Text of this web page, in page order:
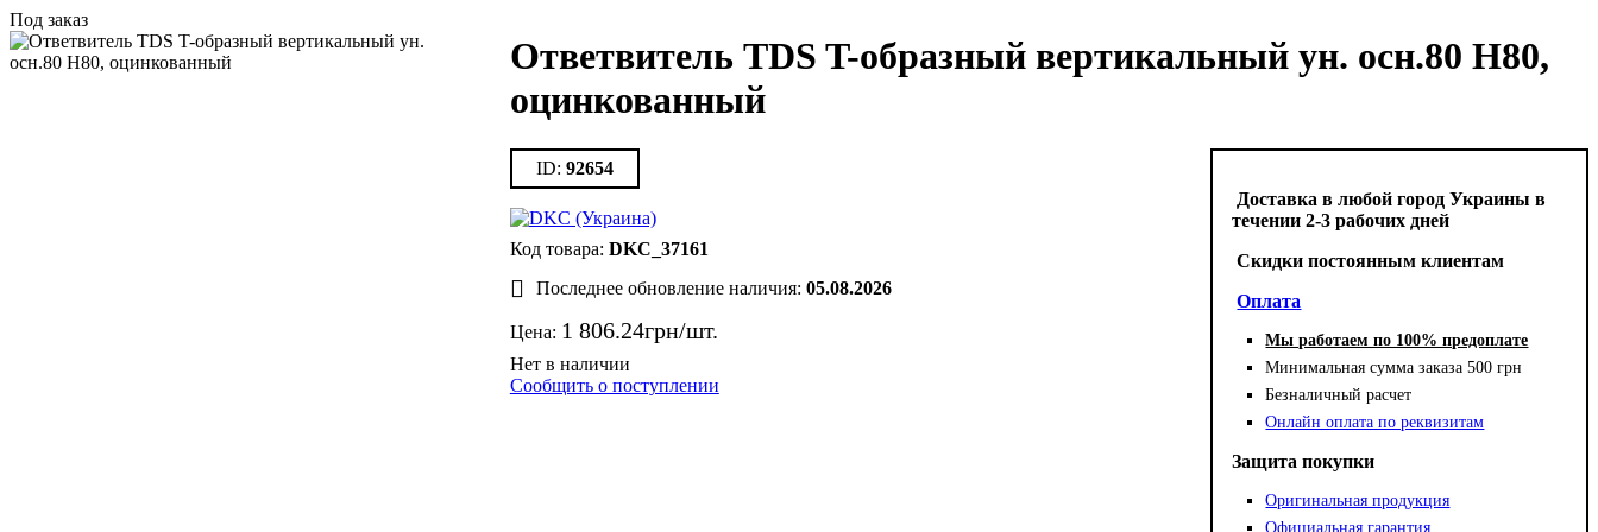
Под заказ
Ответвитель TDS T-образный вертикальный ун. осн.80 H80,
оцинкованный
92654
DKC_37161
Последнее обновление наличия: 05.08.2026
Цена: 1 806.24грн
Сообщить о поступлении
Доставка в любой город Украины в
течении 2-3 рабочих дней
Cкидки постоянным клиентам
Оплата
Мы работаем по 100% предоплате
Минимальная сумма заказа 500 грн
Безналичный расчет
Онлайн оплата по реквизитам
Защита покупки
Оригинальная продукция
Официальная гарантия